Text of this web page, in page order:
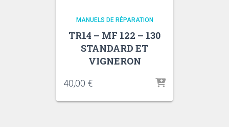
MANUELS DE RÉPARATION
TR14 – MF 122 – 130
STANDARD ET
VIGNERON
40,00 €